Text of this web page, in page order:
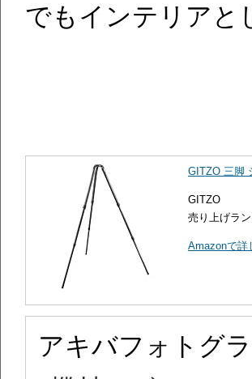
でもインテリアと
GITZO 三脚
GITZO
売り上げラ
Amazonで詳
アキバフォトグ